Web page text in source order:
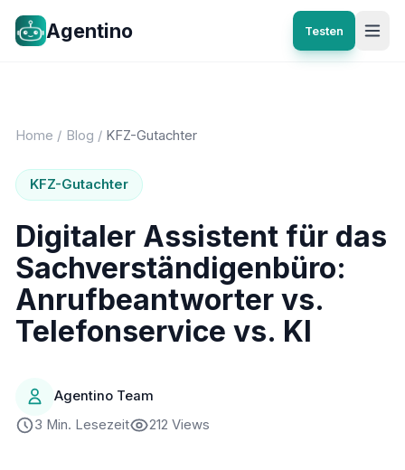
Agentino Testen
Home / Blog / KFZ-Gutachter
KFZ-Gutachter
Digitaler Assistent für das
Sachverständigenbüro:
Anrufbeantworter vs.
Telefonservice vs. KI
Agentino Team
3 Min. Lesezeit
212 Views